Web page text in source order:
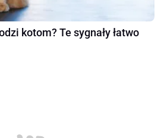
kotom? Te sygnały łatwo